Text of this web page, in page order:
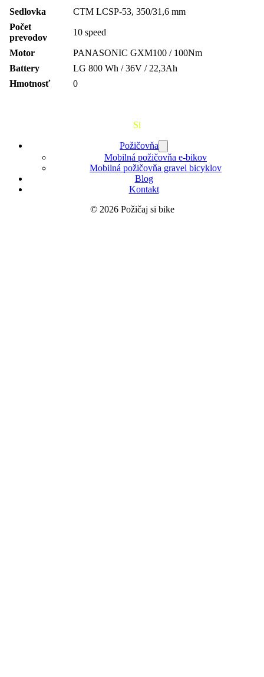
Sedlovka
CTM LCSP-53, 350/31,6 mm
Počet
prevodov
10 speed
Motor
PANASONIC GXM100 / 100Nm
Battery
LG 800 Wh / 36V / 22,3Ah
Hmotnosť
0
Si
Požičovňa
Mobilná požičovňa e-bikov
Mobilná požičovňa gravel bicyklov
Blog
Kontakt
© 2026 Požičaj si bike